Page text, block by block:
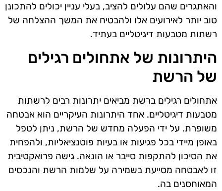
והאתגרים שהם עלולים להציב, בעלי עניין יכולים להתכונן
טוב יותר לאירועים אלו ולהבטיח את המשך ההצלחה של
רשתות מטבעות דיגיטליים בעתיד.
היתרונות של אתחולים רגילים
של הרשת
אתחולים רגילים ברשת מביאים יתרונות רבים לרשתות
מטבעות דיגיטליים. אחד היתרונות העיקריים הוא אבטחה
משופרת. על ידי הפעלה מחדש של הרשת, ניתן לטפל
באופן מיידי בכל פגיעות או בעיות פוטנציאליות, ולהפחית
את הסיכון להתקפות סייבר או הונאה. גישה פרואקטיבית
זו לאבטחה מסייעת בשמירה על שלמות הרשת והנכסים
המאוחסנים בה.